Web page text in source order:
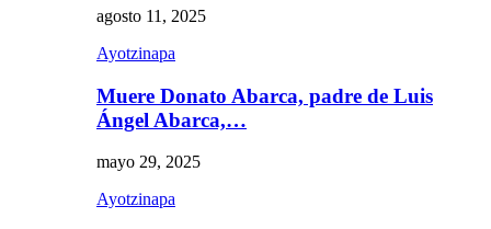
agosto 11, 2025
Ayotzinapa
Muere Donato Abarca, padre de Luis
Ángel Abarca,…
mayo 29, 2025
Ayotzinapa